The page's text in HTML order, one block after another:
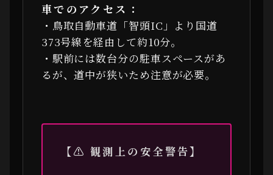
車でのアクセス：
・鳥取自動車道「智頭IC」より国道
373号線を経由して約10分。
・駅前には数台分の駐車スペースがあ
るが、道中が狭いため注意が必要。
【⚠ 観測上の安全警告】